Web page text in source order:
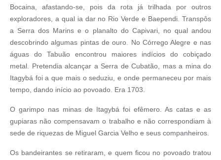
Bocaina, afastando-se, pois da rota já trilhada por outros
exploradores, a qual ia dar no Rio Verde e Baependi. Transpôs
a Serra dos Marins e o planalto do Capivari, no qual andou
descobrindo algumas pintas de ouro. No Córrego Alegre e nas
águas do Tabuão encontrou maiores indícios do cobiçado
metal. Pretendia alcançar a Serra de Cubatão, mas a mina do
Itagybá foi a que mais o seduziu, e onde permaneceu por mais
tempo, dando início ao povoado. Era 1703.
O garimpo nas minas de Itagybá foi efêmero. As catas e as
gupiaras não compensavam o trabalho e não correspondiam à
sede de riquezas de Miguel Garcia Velho e seus companheiros.
Os bandeirantes se retiraram, e quem ficou no povoado tratou